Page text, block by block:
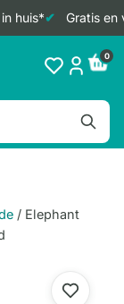
huis* Gratis en
0
/ Elephant